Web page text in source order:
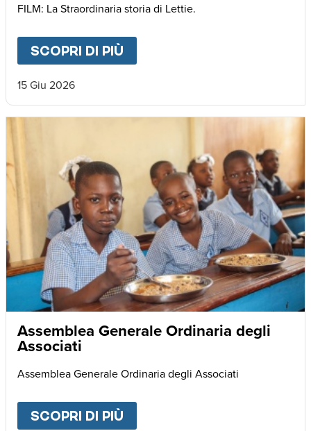
FILM: La Straordinaria storia di Lettie.
SCOPRI DI PIÙ
15 Giu 2026
Assemblea Generale Ordinaria degli
Associati
Assemblea Generale Ordinaria degli Associati
SCOPRI DI PIÙ